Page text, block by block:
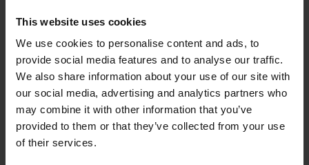
This website uses cookies
We use cookies to personalise content and ads, to
provide social media features and to analyse our traffic.
We also share information about your use of our site with
our social media, advertising and analytics partners who
may combine it with other information that you’ve
provided to them or that they’ve collected from your use
of their services.
Mais sobre Mais Barato Store:
Informações gerais sobre o Mais Barato Store
AMais Barato Storeé um destino online para quem busca economia
nas compras. Apresentando uma grande variedade de ofertas e